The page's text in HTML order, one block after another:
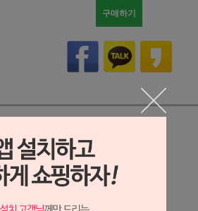
구매하기
상세정보 새창 열기
세 정보를 확대해 보실 수 있습니다.